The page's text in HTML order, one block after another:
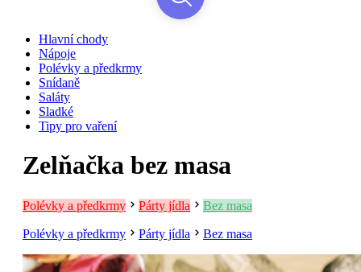
Hlavní chody
Nápoje
Polévky a předkrmy
Snídaně
Saláty
Sladké
Tipy pro vaření
Zelňačka bez masa
Polévky a předkrmy Párty jídla Bez masa
Polévky a předkrmy Párty jídla Bez masa